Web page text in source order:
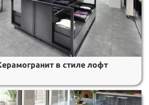
в стиле лофт